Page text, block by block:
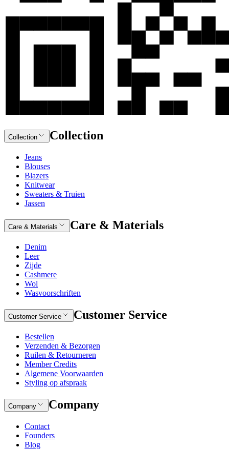
Collection Collection
Jeans
Blouses
Blazers
Knitwear
Sweaters & Truien
Jassen
Care & Materials Care & Materials
Denim
Leer
Zijde
Cashmere
Wol
Wasvoorschriften
Customer Service Customer Service
Bestellen
Verzenden & Bezorgen
Ruilen & Retourneren
Member Credits
Algemene Voorwaarden
Styling op afspraak
Company Company
Contact
Founders
Blog